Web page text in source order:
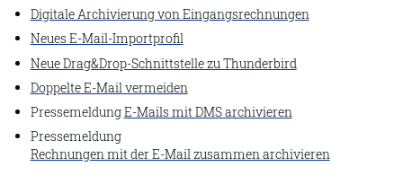
Verschlüsseln
Alles markieren
1.5. CAD
AutoCAD einrichten
AutoCAD
Digitale Archivierung von Eingangsrechnungen
Neues E-Mail-Importprofil
Neue Drag&Drop-Schnittstelle zu Thunderbird
Doppelte E-Mail vermeiden
PressemeldungE-Mails mit DMS archivieren
Pressemeldung
Rechnungen mit der E-Mail zusammen archivieren